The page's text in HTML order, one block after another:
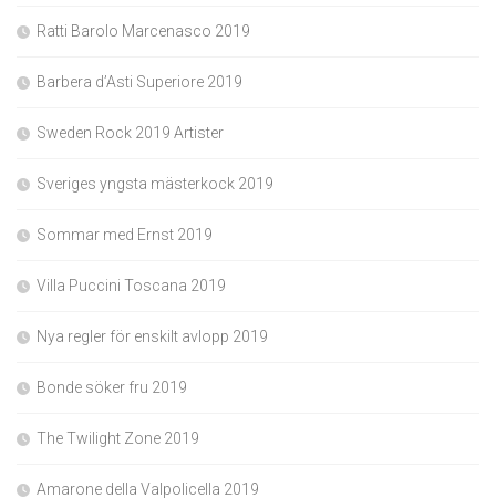
Ratti Barolo Marcenasco 2019
Barbera d’Asti Superiore 2019
Sweden Rock 2019 Artister
Sveriges yngsta mästerkock 2019
Sommar med Ernst 2019
Villa Puccini Toscana 2019
Nya regler för enskilt avlopp 2019
Bonde söker fru 2019
The Twilight Zone 2019
Amarone della Valpolicella 2019